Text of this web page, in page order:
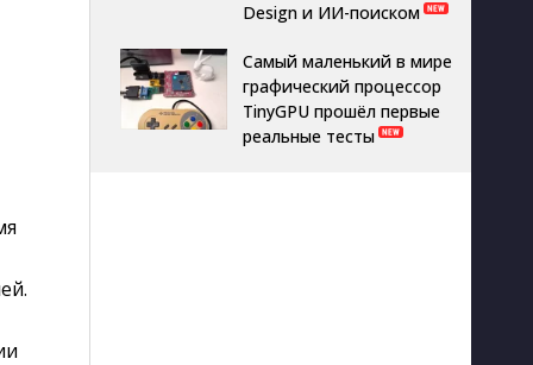
Design и ИИ-поиском
Самый маленький в мире
графический процессор
TinyGPU прошёл первые
реальные тесты